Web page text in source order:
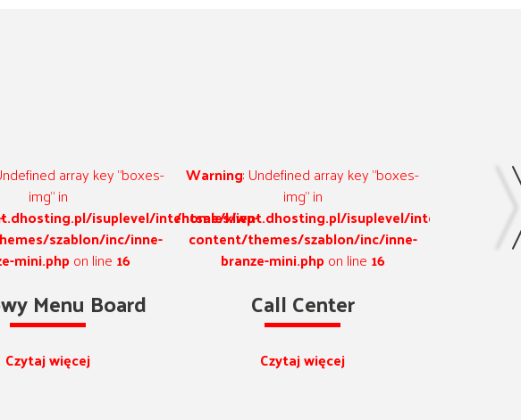
: Undefined array key "boxes-
img" in
isuplevel/intentsales/wp-
szablon/inc/inne-
mini.phpon line
Call Center
Czytaj więcej
Warning: Undefined array key "boxes-
img" in
/home/klient.dhosting.pl/isuplevel/intentsales/
content/themes/szablon/inc/inne-
branze-mini.phpon line
Obsługa Delivery
Czytaj więcej
Warning: